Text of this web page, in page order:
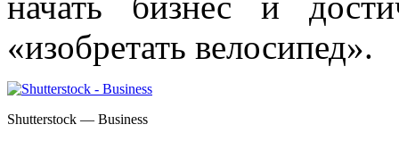
«изобретать велосипед».
Shutterstock — Business